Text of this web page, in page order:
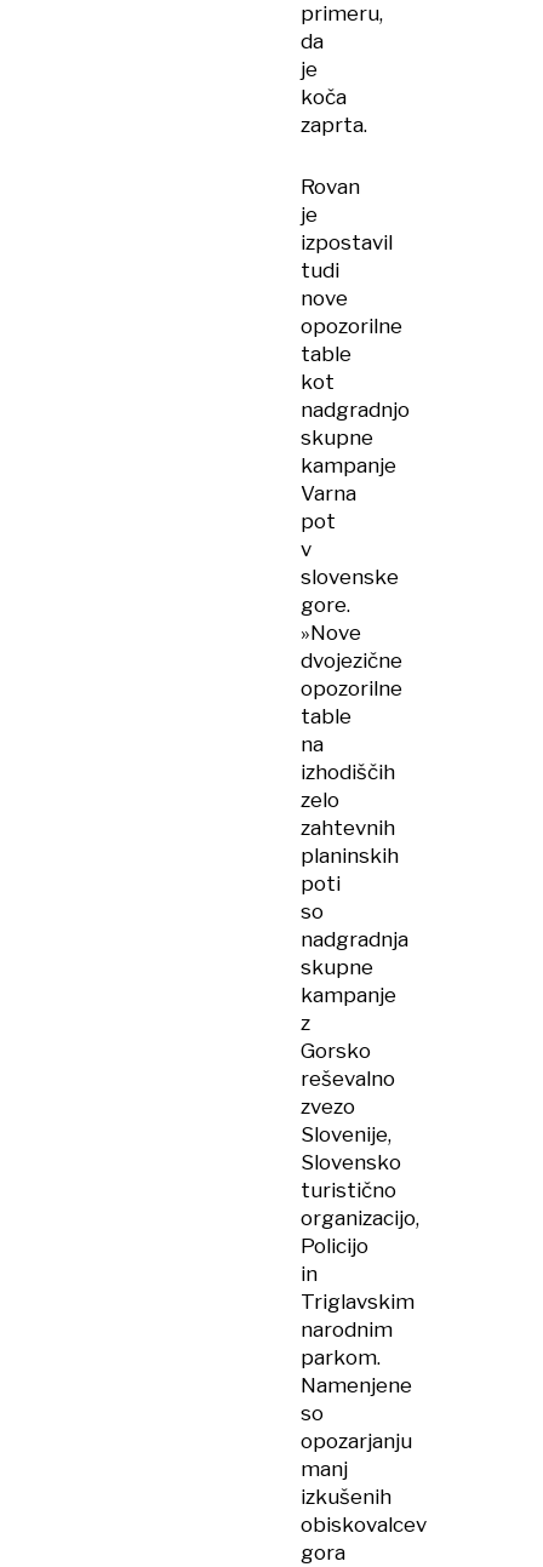
primeru,
da
je
koča
zaprta.
Rovan
je
izpostavil
tudi
nove
opozorilne
table
kot
nadgradnjo
skupne
kampanje
Varna
pot
v
slovenske
gore.
»Nove
dvojezične
opozorilne
table
na
izhodiščih
zelo
zahtevnih
planinskih
poti
so
nadgradnja
skupne
kampanje
z
Gorsko
reševalno
zvezo
Slovenije,
Slovensko
turistično
organizacijo,
Policijo
in
Triglavskim
narodnim
parkom.
Namenjene
so
opozarjanju
manj
izkušenih
obiskovalcev
gora